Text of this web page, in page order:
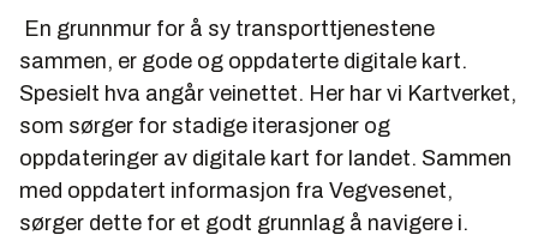
En grunnmur for å sy transporttjenestene
sammen, er gode og oppdaterte digitale kart.
Spesielt hva angår veinettet. Her har vi Kartverket,
som sørger for stadige iterasjoner og
oppdateringer av digitale kart for landet. Sammen
med oppdatert informasjon fra Vegvesenet,
sørger dette for et godt grunnlag å navigere i.